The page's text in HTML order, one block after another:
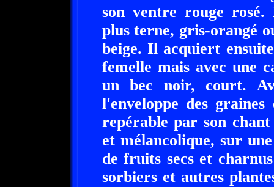
son ventre rouge
plus terne, gris-orangé
beige. Il acquiert
femelle mais avec une
un bec noir, court.
l'enveloppe des
repérable par son
et mélancolique, sur
de fruits secs et
sorbiers et autres